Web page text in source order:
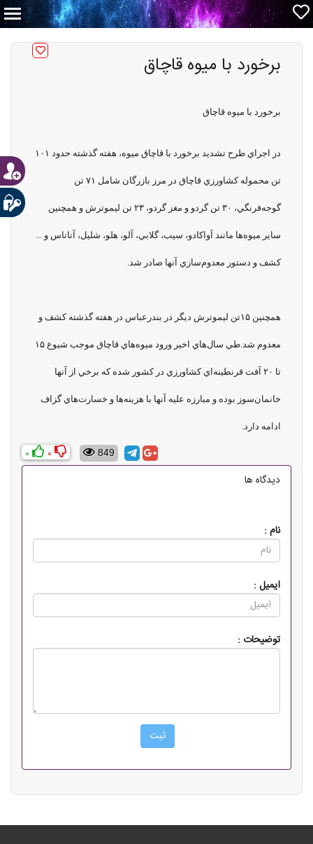
برخورد با ميوه قاچاق
برخورد با ميوه قاچاق
در اجراي طرح تشديد برخورد با قاچاق ميوه، هفته گذشته حدود ۱۰۱
تن محموله كشاورزي قاچاق در مرز بازرگان شامل ۷۱ تن
گوجه‌فرنگي، ۳۰ تن گردو و مغز گردو، ۲۳ تن ليموترش و همچنين
ساير ميوه‌ها مانند آواكادو، سيب، گلابي، آلو، هلو، شليل، آناناس و ...
كشف و دستور معدوم‌سازي آنها صادر شد.
همچنين ۱۵تن ليموترش ديگر در بندرعباس در هفته گذشته كشف و
معدوم شد.طي سال‌هاي اخير ورود ميوه‌هاي قاچاق موجب شيوع ۱۵
تا ۲۰ آفت قرنطينه‌اي كشاورزي در كشور شده كه برخي از آنها
خانمان‌سوز بوده و مبارزه عليه آنها با هزينه‌ها و خسارت‌هاي گزاف
ادامه دارد.
849
0
0
دیدگاه ها
نام :
ایمیل :
توضیحات :